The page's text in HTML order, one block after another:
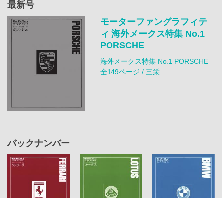
最新号
モーターファングラフィテ
ィ 海外メークス特集 No.1
PORSCHE
海外メークス特集 No.1 PORSCHE
全149ページ / 三栄
バックナンバー